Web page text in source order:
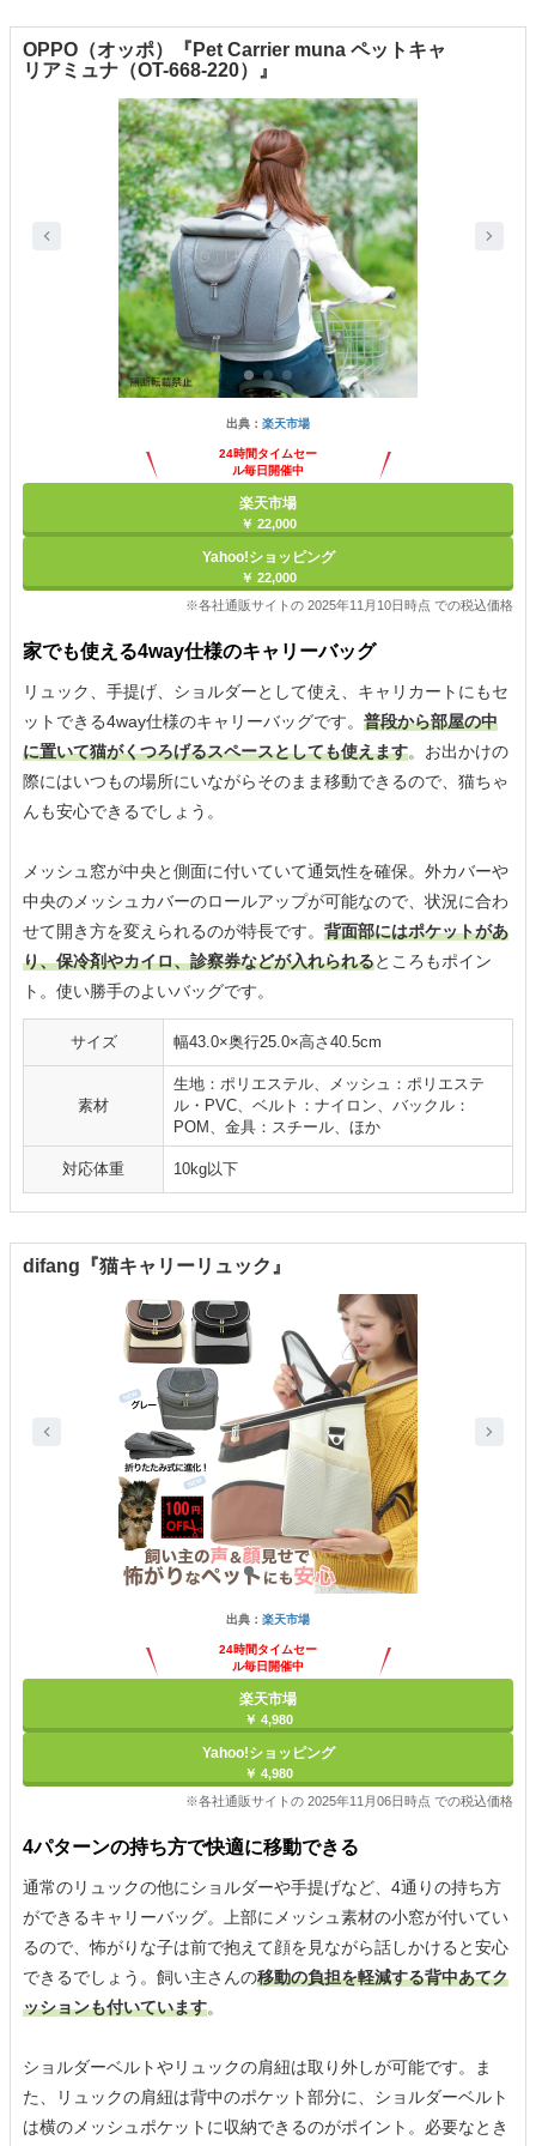
OPPO（オッポ）『Pet Carrier muna ペットキャ
リアミュナ（OT-668-220）』
出典： 楽天市場
24時間タイムセー
ル毎日開催中
楽天市場
￥ 22,000
Yahoo!ショッピング
￥ 22,000
※各社通販サイトの 2025年11月10日時点 での税込価格
家でも使える4way仕様のキャリーバッグ
リュック、手提げ、ショルダーとして使え、キャリカートにもセ
ットできる4way仕様のキャリーバッグです。 普段から部屋の中
に置いて猫がくつろげるスペースとしても使えます。お出かけの
際にはいつもの場所にいながらそのまま移動できるので、猫ちゃ
んも安心できるでしょう。
メッシュ窓が中央と側面に付いていて通気性を確保。外カバーや
中央のメッシュカバーのロールアップが可能なので、状況に合わ
せて開き方を変えられるのが特長です。 背面部にはポケットがあ
り、保冷剤やカイロ、診察券などが入れられるところもポイン
ト。使い勝手のよいバッグです。
サイズ 幅43.0×奥行25.0×高さ40.5cm
素材
生地：ポリエステル、メッシュ：ポリエステ
ル・PVC、ベルト：ナイロン、バックル：
POM、金具：スチール、ほか
対応体重 10kg以下
difang『猫キャリーリュック』
出典： 楽天市場
24時間タイムセー
ル毎日開催中
楽天市場
￥ 4,980
Yahoo!ショッピング
￥ 4,980
※各社通販サイトの 2025年11月06日時点 での税込価格
4パターンの持ち方で快適に移動できる
通常のリュックの他にショルダーや手提げなど、4通りの持ち方
ができるキャリーバッグ。上部にメッシュ素材の小窓が付いてい
るので、怖がりな子は前で抱えて顔を見ながら話しかけると安心
できるでしょう。飼い主さんの移動の負担を軽減する背中あてク
ッションも付いています。
ショルダーベルトやリュックの肩紐は取り外しが可能です。ま
た、リュックの肩紐は背中のポケット部分に、ショルダーベルト
は横のメッシュポケットに収納できるのがポイント。必要なとき